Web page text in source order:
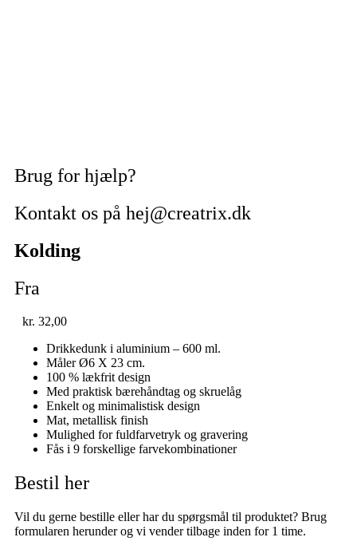
Brug for hjælp?
Kontakt os på hej@creatrix.dk
Kolding
Fra
kr. 32,00
Drikkedunk i aluminium – 600 ml.
Måler Ø6 X 23 cm.
100 % lækfrit design
Med praktisk bærehåndtag og skruelåg
Enkelt og minimalistisk design
Mat, metallisk finish
Mulighed for fuldfarvetryk og gravering
Fås i 9 forskellige farvekombinationer
Bestil her
Vil du gerne bestille eller har du spørgsmål til produktet? Brug
formularen herunder og vi vender tilbage inden for 1 time.